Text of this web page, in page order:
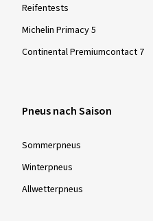
Reifentests
Michelin Primacy 5
Continental Premiumcontact 7
Pneus nach Saison
Sommer­pneus
Winter­pneus
Allwetter­pneus